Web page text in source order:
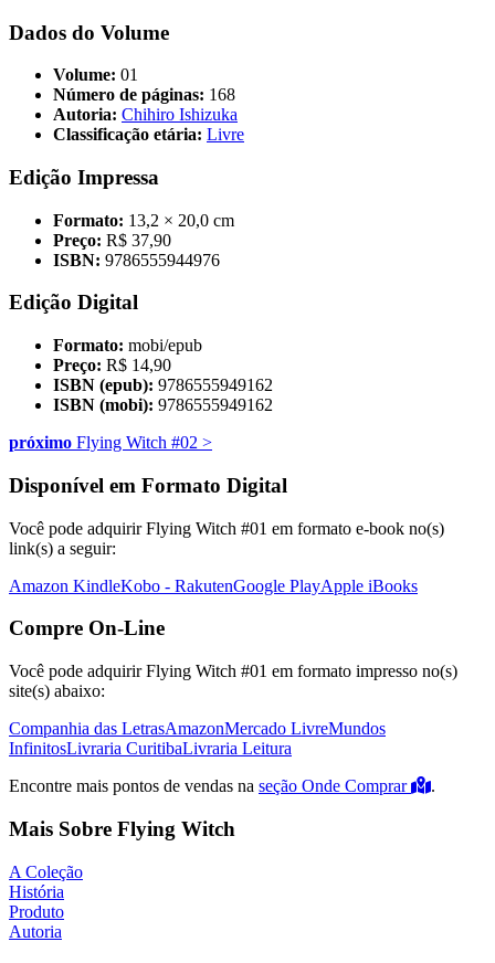
Dados do Volume
Volume: 01
Número de páginas: 168
Autoria: Chihiro Ishizuka
Classificação etária: Livre
Edição Impressa
Formato: 13,2 × 20,0 cm
Preço: R$ 37,90
ISBN: 9786555944976
Edição Digital
Formato: mobi/epub
Preço: R$ 14,90
ISBN (epub): 9786555949162
ISBN (mobi): 9786555949162
próximo Flying Witch #02 >
Disponível em Formato Digital
Você pode adquirir Flying Witch #01 em formato e-book no(s)
link(s) a seguir:
Amazon KindleKobo - RakutenGoogle PlayApple iBooks
Compre On-Line
Você pode adquirir Flying Witch #01 em formato impresso no(s)
site(s) abaixo:
Companhia das LetrasAmazonMercado LivreMundos
InfinitosLivraria CuritibaLivraria Leitura
Encontre mais pontos de vendas na seção Onde Comprar .
Mais Sobre Flying Witch
A Coleção
História
Produto
Autoria